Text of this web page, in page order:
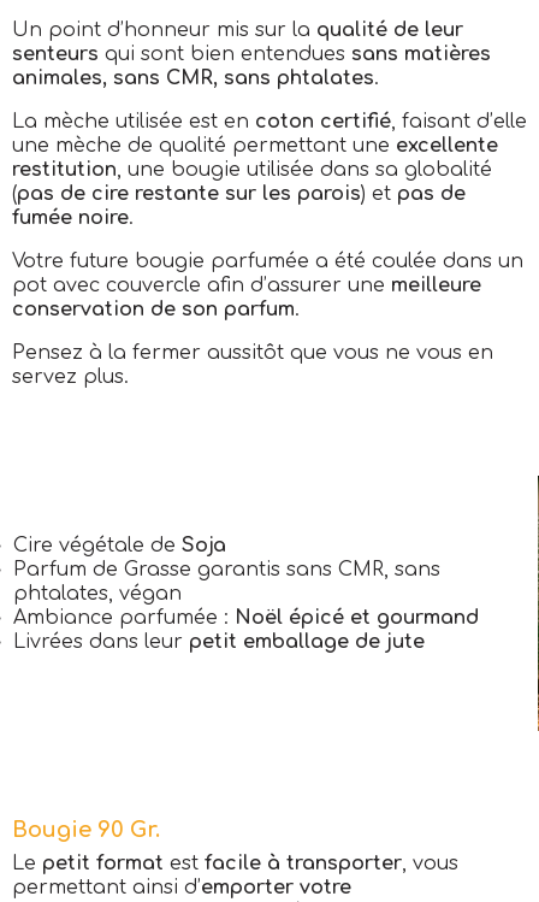
Un point d’honneur mis sur la qualité de leur
senteurs qui sont bien entendues sans matières
animales, sans CMR, sans phtalates.
La mèche utilisée est en coton certifié, faisant d’elle
une mèche de qualité permettant une excellente
restitution, une bougie utilisée dans sa globalité
(pas de cire restante sur les parois) et pas de
fumée noire.
Votre future bougie parfumée a été coulée dans un
pot avec couvercle afin d’assurer une meilleure
conservation de son parfum.
Pensez à la fermer aussitôt que vous ne vous en
servez plus.
Cire végétale de Soja
Parfum de Grasse garantis sans CMR, sans
phtalates, végan
Ambiance parfumée : Noël épicé et gourmand
Livrées dans leur petit emballage de jute
Bougie 90 Gr.
Le petit format est facile à transporter, vous
permettant ainsi d’emporter votre